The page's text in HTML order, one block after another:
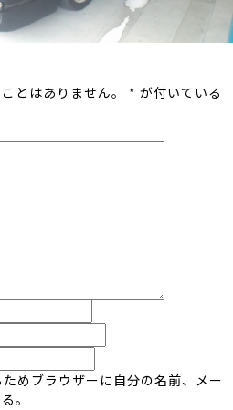
とはありません。 * が付いている
めブラウザーに自分の名前、メー
。